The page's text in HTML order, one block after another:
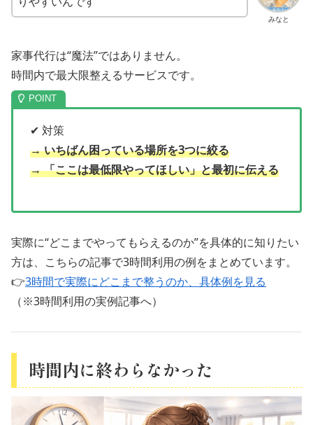
みなと
家事代行は“魔法”ではありません。
時間内で最大限整えるサービスです。
✔ 対策
→ いちばん困っている場所を3つに絞る
→ 「ここは最低限やってほしい」と最初に伝える
実際に“どこまでやってもらえるのか”を具体的に知りたい
方は、こちらの記事で3時間利用の例をまとめています。
👉3時間で実際にどこまで整うのか、具体例を見る
（※3時間利用の実例記事へ）
時間内に終わらなかった